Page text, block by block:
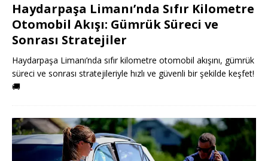
Haydarpaşa Limanı’nda Sıfır Kilometre
Otomobil Akışı: Gümrük Süreci ve
Sonrası Stratejiler
Haydarpaşa Limanı’nda sıfır kilometre otomobil akışını, gümrük
süreci ve sonrası stratejileriyle hızlı ve güvenli bir şekilde keşfet!
🚚